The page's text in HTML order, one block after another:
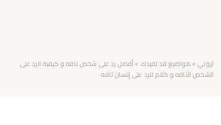
ثروتي > مواضيع قد تفيدك > أفضل رد على شخص تافه و كيفية الرد على
الشخص التافه و كلام للرد على إنسان تافه